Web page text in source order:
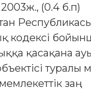
(0.4 б.п)
кодексi
қасақана
туралы
заң